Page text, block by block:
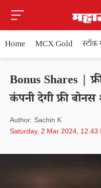
Home MCX Gold स्टॉक
Bonus Shares |
कंपनी देगी फ्री
Author: Sachin K
Saturday, 2 Mar 2024, 12.43